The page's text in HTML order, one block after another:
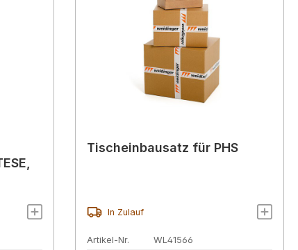
Tischeinbausatz für PHS
In Zulauf
Artikel-Nr. WL41566